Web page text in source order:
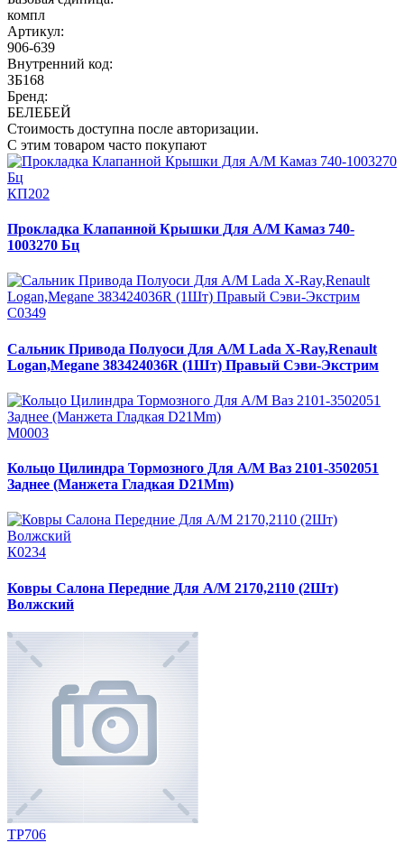
компл
Артикул:
906-639
Внутренний код:
ЗБ168
Бренд:
БЕЛЕБЕЙ
Стоимость доступна после авторизации.
С этим товаром часто покупают
КП202
Прокладка Клапанной Крышки Для А/М Камаз 740-
1003270 Бц
С0349
Сальник Привода Полуоси Для А/М Lada X-Ray,Renault
Logan,Megane 383424036R (1Шт) Правый Сэви-Экстрим
М0003
Кольцо Цилиндра Тормозного Для А/М Ваз 2101-3502051
Заднее (Манжета Гладкая D21Mm)
К0234
Ковры Салона Передние Для А/М 2170,2110 (2Шт)
Волжский
ТР706